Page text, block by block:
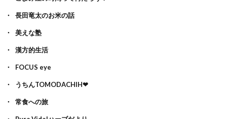
長田竜太のお米の話
美えな塾
漢方的生活
FOCUS eye
うちんTOMODACHIH❤
常食への旅